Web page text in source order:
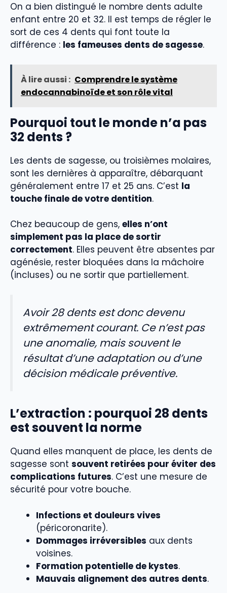
On a bien distingué le nombre dents adulte
enfant entre 20 et 32. Il est temps de régler le
sort de ces 4 dents qui font toute la
différence : les fameuses dents de sagesse.
À lire aussi : Comprendre le système
endocannabinoïde et son rôle vital
Pourquoi tout le monde n’a pas
32 dents ?
Les dents de sagesse, ou troisièmes molaires,
sont les dernières à apparaître, débarquant
généralement entre 17 et 25 ans. C’est la
touche finale de votre dentition.
Chez beaucoup de gens, elles n’ont
simplement pas la place de sortir
correctement. Elles peuvent être absentes par
agénésie, rester bloquées dans la mâchoire
(incluses) ou ne sortir que partiellement.
Avoir 28 dents est donc devenu
extrêmement courant. Ce n’est pas
une anomalie, mais souvent le
résultat d’une adaptation ou d’une
décision médicale préventive.
L’extraction : pourquoi 28 dents
est souvent la norme
Quand elles manquent de place, les dents de
sagesse sont souvent retirées pour éviter des
complications futures. C’est une mesure de
sécurité pour votre bouche.
Infections et douleurs vives
(péricoronarite).
Dommages irréversibles aux dents
voisines.
Formation potentielle de kystes.
Mauvais alignement des autres dents.